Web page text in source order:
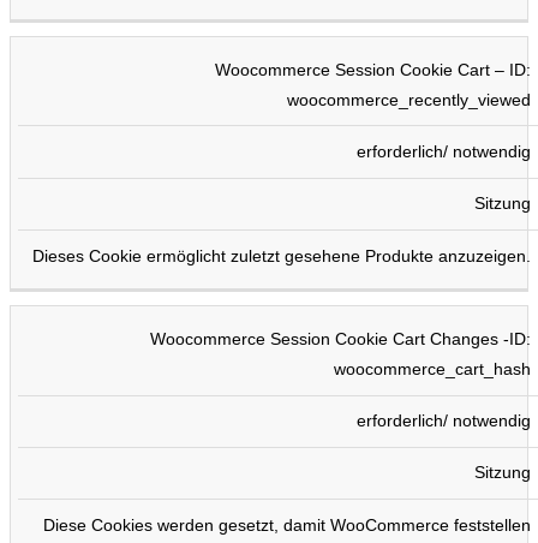
Woocommerce Session Cookie Cart – ID:
woocommerce_recently_viewed
erforderlich/ notwendig
Sitzung
Dieses Cookie ermöglicht zuletzt gesehene Produkte anzuzeigen.
Woocommerce Session Cookie Cart Changes -ID:
woocommerce_cart_hash
erforderlich/ notwendig
Sitzung
Diese Cookies werden gesetzt, damit WooCommerce feststellen